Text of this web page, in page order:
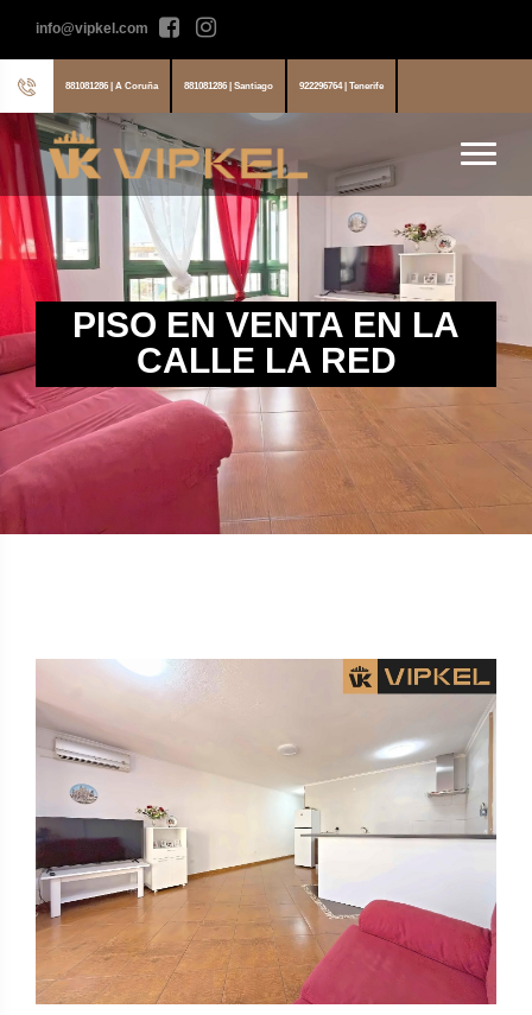
info@vipkel.com
881081286 | A Coruña 881081286 | Santiago 922296764 | Tenerife
PISO EN VENTA EN LA
CALLE LA RED